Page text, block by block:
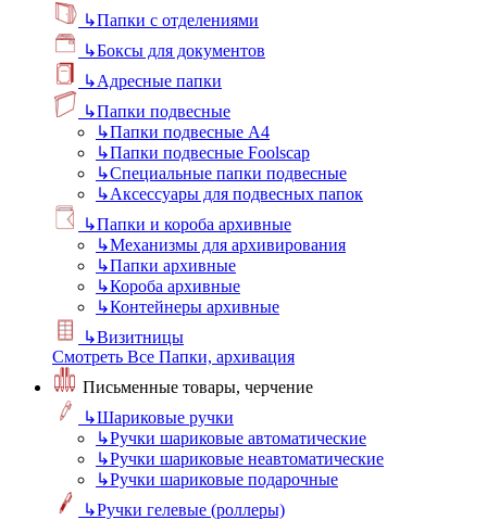
↳Папки с отделениями
↳Боксы для документов
↳Адресные папки
↳Папки подвесные
↳Папки подвесные А4
↳Папки подвесные Foolscap
↳Специальные папки подвесные
↳Аксессуары для подвесных папок
↳Папки и короба архивные
↳Механизмы для архивирования
↳Папки архивные
↳Короба архивные
↳Контейнеры архивные
↳Визитницы
Смотреть Все Папки, архивация
Письменные товары, черчение
↳Шариковые ручки
↳Ручки шариковые автоматические
↳Ручки шариковые неавтоматические
↳Ручки шариковые подарочные
↳Ручки гелевые (роллеры)